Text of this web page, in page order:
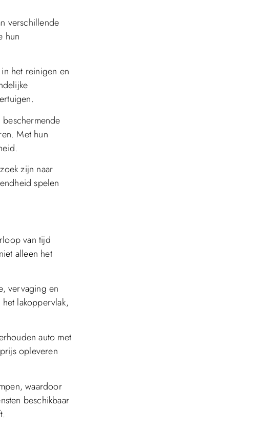
verschillende
hun
het reinigen en
Met hun
zijn naar
spelen
van tijd
alleen het
vervaging en
lakoppervlak,
auto met
opleveren
waardoor
beschikbaar